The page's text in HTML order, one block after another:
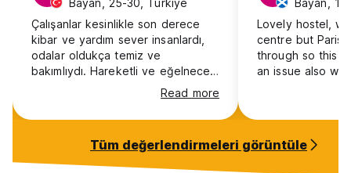
Bayan, 25-30, Türkiye
Çalışanlar kesinlikle son derece
kibar ve yardım sever insanlardı,
odalar oldukça temiz ve
bakımlıydı. Hareketli ve eğelneceli
bir yerde kesinlikle tavsiyeRead more
Bayan,
Lovely hostel,
centre but Paris
through so this
an issue also
mind if you want
home. Felt very
Tüm değerlendirmeleri görüntüle